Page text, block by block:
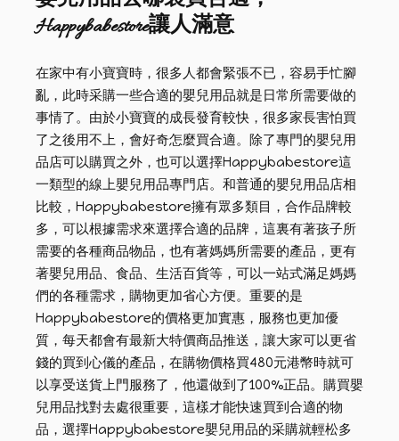
Happybabestore讓人滿意
在家中有小寶寶時，很多人都會緊張不已，容易手忙腳
亂，此時采購一些合適的嬰兒用品就是日常所需要做的
事情了。由於小寶寶的成長發育較快，很多家長害怕買
了之後用不上，會好奇怎麼買合適。除了專門的嬰兒用
品店可以購買之外，也可以選擇Happybabestore這
一類型的線上嬰兒用品專門店。和普通的嬰兒用品店相
比較，Happybabestore擁有眾多類目，合作品牌較
多，可以根據需求來選擇合適的品牌，這裏有著孩子所
需要的各種商品物品，也有著媽媽所需要的產品，更有
著嬰兒用品、食品、生活百貨等，可以一站式滿足媽媽
們的各種需求，購物更加省心方便。重要的是
Happybabestore的價格更加實惠，服務也更加優
質，每天都會有最新大特價商品推送，讓大家可以更省
錢的買到心儀的產品，在購物價格買480元港幣時就可
以享受送貨上門服務了，他還做到了100%正品。購買嬰
兒用品找對去處很重要，這樣才能快速買到合適的物
品，選擇Happybabestore嬰兒用品的采購就輕松多